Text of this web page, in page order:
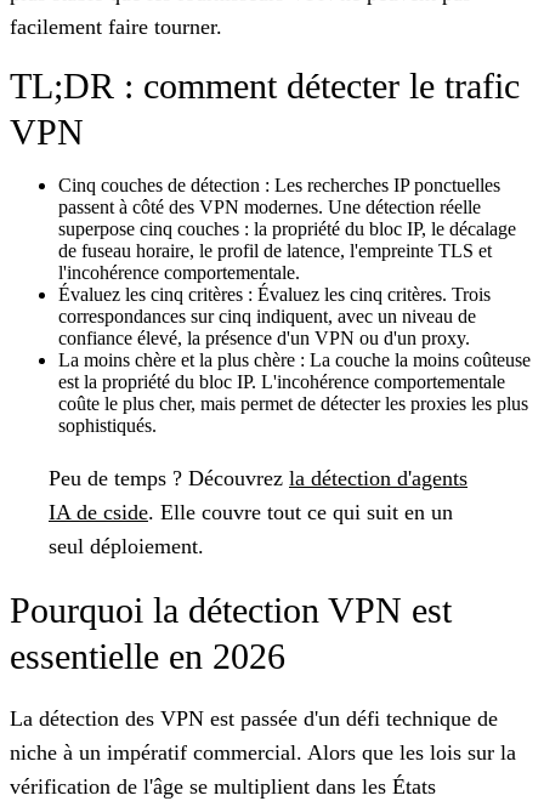
facilement faire tourner.
TL;DR : comment détecter le trafic
VPN
Cinq couches de détection : Les recherches IP ponctuelles
passent à côté des VPN modernes. Une détection réelle
superpose cinq couches : la propriété du bloc IP, le décalage
de fuseau horaire, le profil de latence, l'empreinte TLS et
l'incohérence comportementale.
Évaluez les cinq critères : Évaluez les cinq critères. Trois
correspondances sur cinq indiquent, avec un niveau de
confiance élevé, la présence d'un VPN ou d'un proxy.
La moins chère et la plus chère : La couche la moins coûteuse
est la propriété du bloc IP. L'incohérence comportementale
coûte le plus cher, mais permet de détecter les proxies les plus
sophistiqués.
Peu de temps ? Découvrez la détection d'agents
IA de cside. Elle couvre tout ce qui suit en un
seul déploiement.
Pourquoi la détection VPN est
essentielle en 2026
La détection des VPN est passée d'un défi technique de
niche à un impératif commercial. Alors que les lois sur la
vérification de l'âge se multiplient dans les États